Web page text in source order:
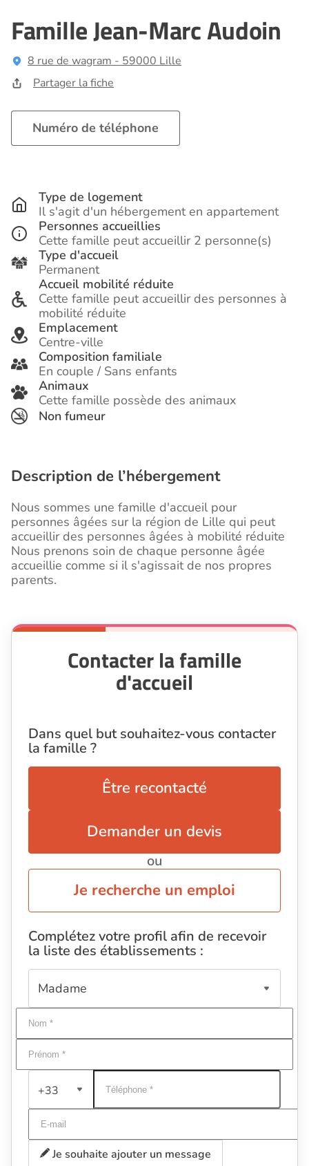
Famille Jean-Marc Audoin
8 rue de wagram - 59000 Lille
Partager la fiche
Numéro de téléphone
Type de logement
Il s'agit d'un hébergement en appartement
Personnes accueillies
Cette famille peut accueillir 2 personne(s)
Type d'accueil
Permanent
Accueil mobilité réduite
Cette famille peut accueillir des personnes à
mobilité réduite
Emplacement
Centre-ville
Composition familiale
En couple / Sans enfants
Animaux
Cette famille possède des animaux
Non fumeur
Description de l’hébergement
Nous sommes une famille d'accueil pour
personnes âgées sur la région de Lille qui peut
accueillir des personnes âgées à mobilité réduite
Nous prenons soin de chaque personne âgée
accueillie comme si il s'agissait de nos propres
parents.
Contacter la famille
d'accueil
Dans quel but souhaitez-vous contacter
la famille ?
Être recontacté
Demander un devis
ou
Je recherche un emploi
Complétez votre profil afin de recevoir
la liste des établissements :
+33
Je souhaite ajouter un message